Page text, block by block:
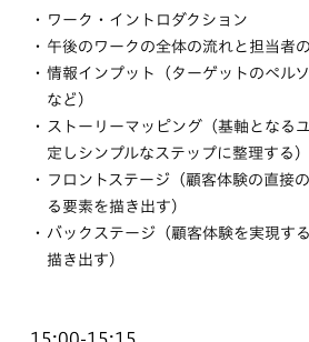
ワーク・イントロダクション
午後のワークの全体の流れと担当者
情報インプット（ターゲットのペル
など）
ストーリーマッピング（基軸となる
定しシンプルなステップに整理する）
フロントステージ（顧客体験の直接
る要素を描き出す）
バックステージ（顧客体験を実現す
描き出す）